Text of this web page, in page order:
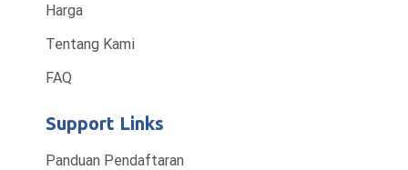
Harga
Tentang Kami
FAQ
Support Links
Panduan Pendaftaran